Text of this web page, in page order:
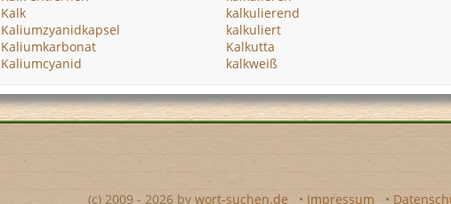
Kalk
Kaliumzyanidkapsel
Kaliumkarbonat
Kaliumcyanid
kalkulierend
kalkuliert
Kalkutta
kalkweiß
(c) 2009 - 2026 by wort-suchen.de • Impressum •